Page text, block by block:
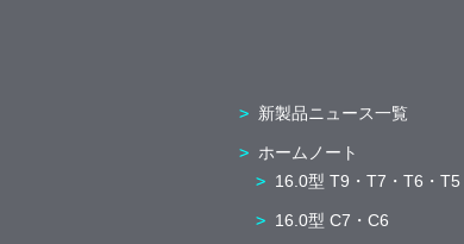
新製品ニュース一覧
ホームノート
16.0型 T9・T7・T6・T5
16.0型 C7・C6